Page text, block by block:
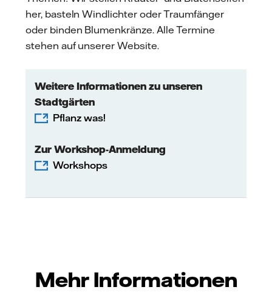
her, basteln Windlichter oder Traumfänger
oder binden Blumenkränze. Alle Termine
stehen auf unserer Website.
Weitere Informationen zu unseren
Stadtgärten
Pflanz was!
Zur Workshop-Anmeldung
Workshops
Mehr Informationen